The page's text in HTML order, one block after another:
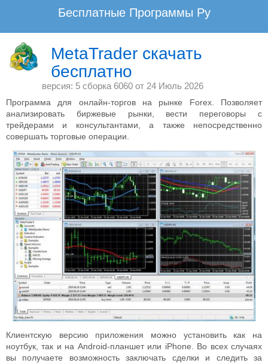
Бесплатные Программы Ру
Скачать разные интересные программы на компьютер.
Разнообразные полезные программы категории «»Разное»».
Загрузить бесплатные интернет программы для Windows XP, 7, 8, 10.
Бесплатные Программы Ру Интернет
MetaTrader скачать
бесплатно
версия: 5 сборка 6060 от 24 Июль 2026
Программа для онлайн-торгов на рынке Forex. Позволяет
анализировать биржевые рынки, вести переговоры с
трейдерами и консультантами, а также непосредственно
совершать торговые операции.
Клиентскую версию приложения можно установить как на
ноутбук, так и на Android-планшет или iPhone. Во всех случаях
вы получаете возможность заключать сделки и следить за